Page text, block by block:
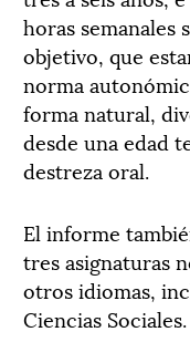
horas semanales
objetivo, que
norma
forma natural,
desde una edad
destreza oral.
El informe
tres asignaturas
otros idiomas,
Ciencias Sociales.